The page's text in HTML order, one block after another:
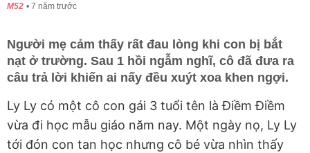
M52 7 năm trước
Người mẹ cảm thấy rất đau lòng khi con bị bắt
nạt ở trường. Sau 1 hồi ngẫm nghĩ, cô đã đưa ra
câu trả lời khiến ai nấy đều xuýt xoa khen ngợi.
Ly Ly có một cô con gái 3 tuổi tên là Điềm Điềm
vừa đi học mẫu giáo năm nay. Một ngày nọ, Ly Ly
tới đón con tan học nhưng cô bé vừa nhìn thấy